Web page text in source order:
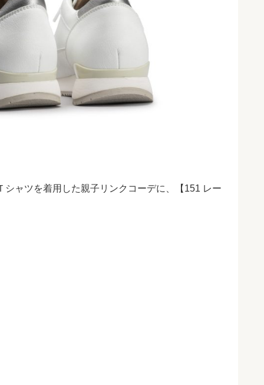
ャツを着用した親子リンクコーデに、【 151 レー